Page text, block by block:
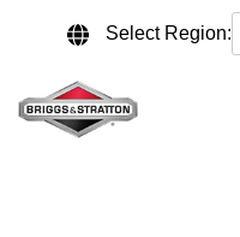
content.
Select Region: